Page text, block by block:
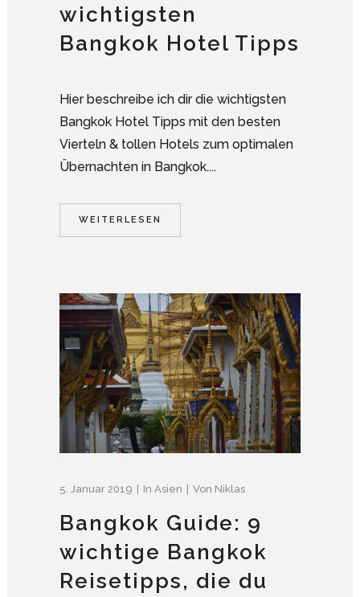
wichtigsten
Bangkok Hotel Tipps
Hier beschreibe ich dir die wichtigsten
Bangkok Hotel Tipps mit den besten
Vierteln & tollen Hotels zum optimalen
Übernachten in Bangkok....
WEITERLESEN
5. Januar 2019 In Asien Von Niklas
Bangkok Guide: 9
wichtige Bangkok
Reisetipps, die du